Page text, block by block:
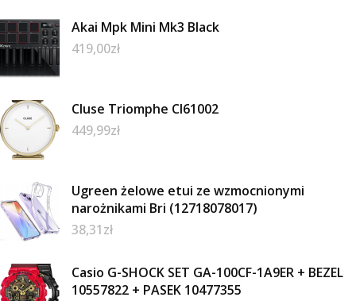
Akai Mpk Mini Mk3 Black
419,00zł
Cluse Triomphe Cl61002
449,99zł
Ugreen żelowe etui ze wzmocnionymi
narożnikami Bri (12718078017)
38,31zł
Casio G-SHOCK SET GA-100CF-1A9ER + BEZEL
10557822 + PASEK 10477355